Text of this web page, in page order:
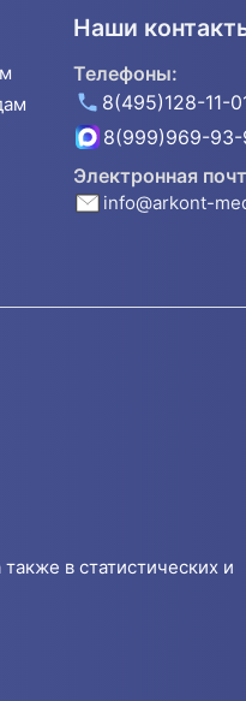
Наши
Телефоны:
8(495)128-11-
8(999)969-93-
Электронная
info@arkont-
в статистических и